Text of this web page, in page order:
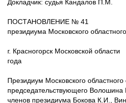
Докладчик: судья Кандалов П.М.
ПОСТАНОВЛЕНИЕ № 41
президиума Московского
г. Красногорск Московской
года
Президиум Московского областного
председательствующего Волошина
членов президиума Бокова К.И.,